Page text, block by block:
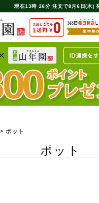
現在13時 26分 注文で8月6日(木)
ポット
ポット